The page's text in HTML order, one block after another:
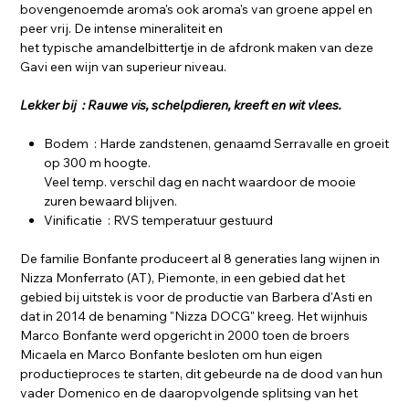
bovengenoemde aroma's ook aroma's van groene appel en
peer vrij. De intense mineraliteit en
het typische amandelbittertje in de afdronk maken van deze
Gavi een wijn van superieur niveau.
Lekker bij : Rauwe vis, schelpdieren, kreeft en wit vlees.
Bodem : Harde zandstenen, genaamd Serravalle en groeit
op 300 m hoogte.
Veel temp. verschil dag en nacht waardoor de mooie
zuren bewaard blijven.
Vinificatie : RVS temperatuur gestuurd
De familie Bonfante produceert al 8 generaties lang wijnen in
Nizza Monferrato (AT), Piemonte, in een gebied dat het
gebied bij uitstek is voor de productie van Barbera d'Asti en
dat in 2014 de benaming "Nizza DOCG" kreeg. Het wijnhuis
Marco Bonfante werd opgericht in 2000 toen de broers
Micaela en Marco Bonfante besloten om hun eigen
productieproces te starten, dit gebeurde na de dood van hun
vader Domenico en de daaropvolgende splitsing van het